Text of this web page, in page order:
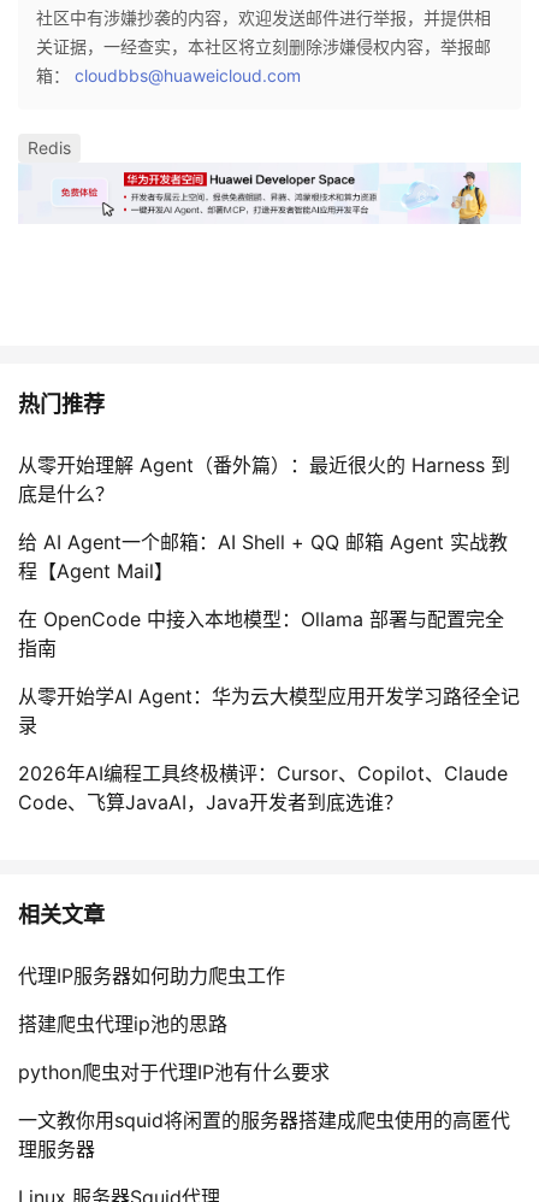
社区中有涉嫌抄袭的内容，欢迎发送邮件进行举报，并提供相
关证据，一经查实，本社区将立刻删除涉嫌侵权内容，举报邮
箱： cloudbbs@huaweicloud.com
Redis
热门推荐
从零开始理解 Agent（番外篇）：最近很火的 Harness 到
底是什么？
给 AI Agent一个邮箱：AI Shell + QQ 邮箱 Agent 实战教
程【Agent Mail】
在 OpenCode 中接入本地模型：Ollama 部署与配置完全
指南
从零开始学AI Agent：华为云大模型应用开发学习路径全记
录
2026年AI编程工具终极横评：Cursor、Copilot、Claude
Code、飞算JavaAI，Java开发者到底选谁？
相关文章
代理IP服务器如何助力爬虫工作
搭建爬虫代理ip池的思路
python爬虫对于代理IP池有什么要求
一文教你用squid将闲置的服务器搭建成爬虫使用的高匿代
理服务器